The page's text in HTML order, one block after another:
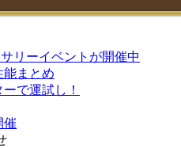
リーイベントが開催中
能まとめ
で運試し！
催